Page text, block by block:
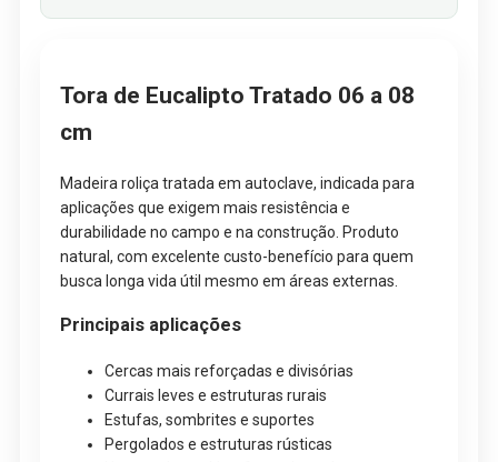
Tora de Eucalipto Tratado 06 a 08
cm
Madeira roliça tratada em autoclave, indicada para
aplicações que exigem mais resistência e
durabilidade no campo e na construção. Produto
natural, com excelente custo-benefício para quem
busca longa vida útil mesmo em áreas externas.
Principais aplicações
Cercas mais reforçadas e divisórias
Currais leves e estruturas rurais
Estufas, sombrites e suportes
Pergolados e estruturas rústicas